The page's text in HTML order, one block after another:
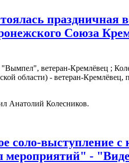
праздничная
Союза
ветеран-Кремлёвец ;
области) - ветеран-
Анатолий Колесников.
соло-выступление с
мероприятий" -